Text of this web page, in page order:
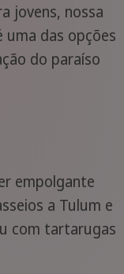
jovens, nossa
uma das opções
do paraíso
empolgante
a Tulum e
com tartarugas